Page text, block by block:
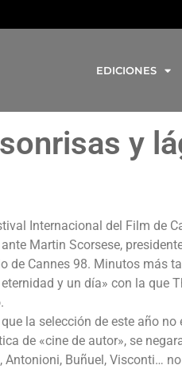
EDICIONES
y
Internacional del Film de
Martin Scorsese,
de Cannes 98. Minutos más
y un día» con la que
la selección de este año no
de «cine de autor», se
Antonioni, Buñuel, Visconti…